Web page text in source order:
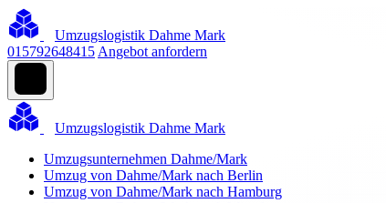
Umzugslogistik Dahme Mark
015792648415 Angebot anfordern
Umzugslogistik Dahme Mark
Umzugsunternehmen Dahme/Mark
Umzug von Dahme/Mark nach Berlin
Umzug von Dahme/Mark nach Hamburg